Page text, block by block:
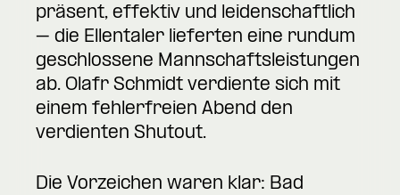
präsent, effektiv und leidenschaftlich
– die Ellentaler lieferten eine rundum
geschlossene Mannschaftsleistungen
ab. Olafr Schmidt verdiente sich mit
einem fehlerfreien Abend den
verdienten Shutout.
Die Vorzeichen waren klar: Bad